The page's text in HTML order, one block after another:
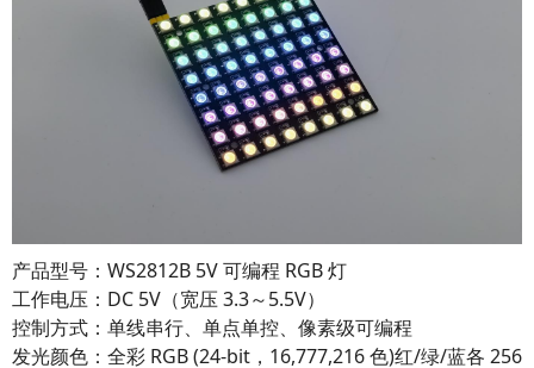
产品型号：WS2812B 5V 可编程 RGB 灯
工作电压： DC 5V （宽压 3.3～5.5V）
控制方式： 单线串行、单点单控、像素级可编程
发光颜色： 全彩 RGB (24-bit，16,777,216 色)红/绿/蓝各 256